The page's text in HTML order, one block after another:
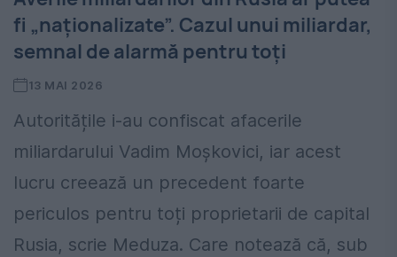
fi „naționalizate”. Cazul unui miliardar,
semnal de alarmă pentru toți
13 MAI 2026
Autoritățile i-au confiscat afacerile
miliardarului Vadim Moșkovici, iar acest
lucru creează un precedent foarte
periculos pentru toți proprietarii de capital
Rusia, scrie Meduza. Care notează că, sub